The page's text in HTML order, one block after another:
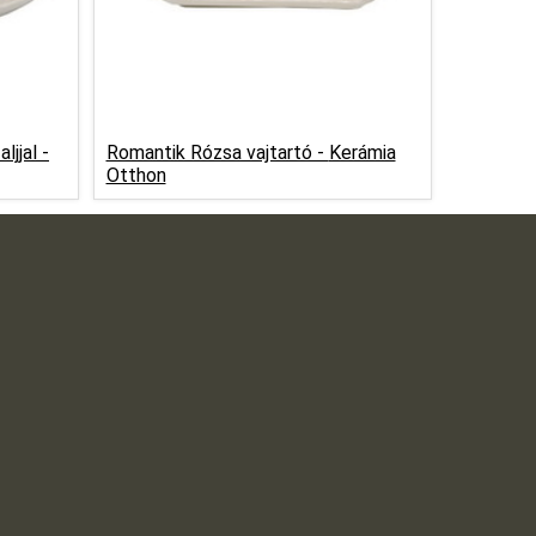
- Romantik Rózsa vajtartó - Kerámia
Otthon